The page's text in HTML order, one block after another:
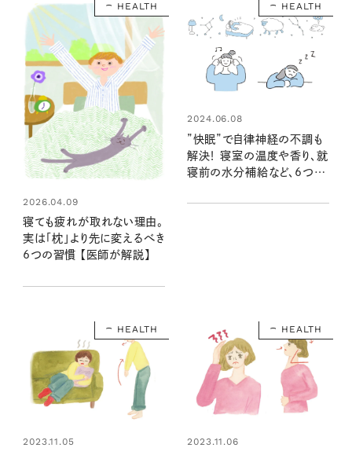
HEALTH
2026.04.09
寝ても疲れが取れない理由。
実は「枕」より先に変えるべき
6つの習慣 【医師が解説】
HEALTH
2024.06.08
”快眠”で自律神経の不調も
解決！ 寝室の温度や香り、就
寝前の水分補給など、6つの
HEALTH
2023.11.05
HEALTH
2023.11.06